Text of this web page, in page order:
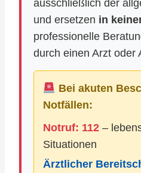
ausschließlich der
und ersetzen in
professionelle
durch einen Arzt oder
Bei akuten
Notfällen:
Notruf: 112 –
Situationen
Ärztlicher